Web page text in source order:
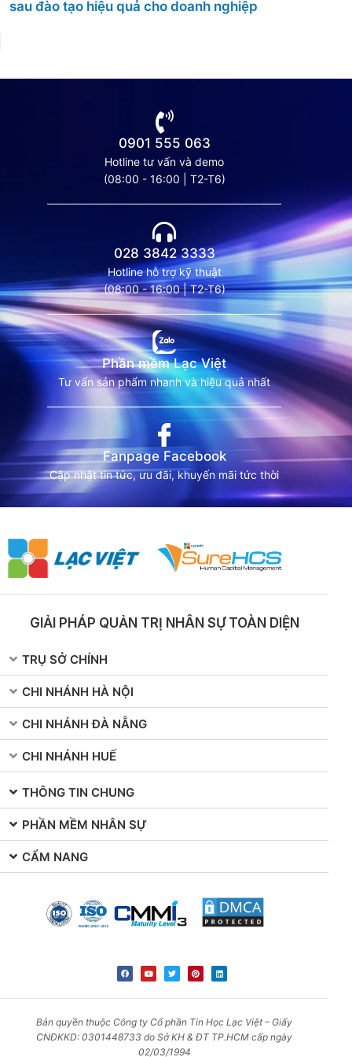
trải nghiệm khách hàng và tăng tỷ lệ chốt sales
0901 555 063
Hotline tư vấn và demo
(08:00 - 16:00 | T2-T6)
028 3842 3333
Hotline hỗ trợ kỹ thuật
(08:00 - 16:00 | T2-T6)
Phần mềm Lạc Việt
Tư vấn sản phẩm nhanh và hiệu quả nhất
Fanpage Facebook
Cập nhật tin tức, ưu đãi, khuyến mãi tức thời
GIẢI PHÁP QUẢN TRỊ NHÂN SỰ TOÀN DIỆN
TRỤ SỞ CHÍNH
CHI NHÁNH HÀ NỘI
CHI NHÁNH ĐÀ NẴNG
CHI NHÁNH HUẾ
THÔNG TIN CHUNG
PHẦN MỀM NHÂN SỰ
CẨM NANG
Bản quyền thuộc Công ty Cổ phần Tin Học Lạc Việt – Giấy
CNĐKKD: 0301448733 do Sở KH & ĐT TP.HCM cấp ngày
02/03/1994